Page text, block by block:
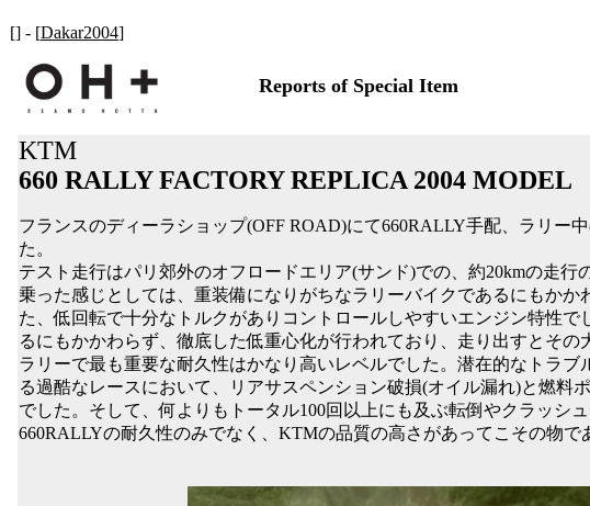
[] - [Dakar2004]
Reports of Special Item
KTM
660 RALLY FACTORY REPLICA 2004 MODEL
フランスのディーラショップ(OFF ROAD)にて660RALLY手配、ラリー
た。
テスト走行はパリ郊外のオフロードエリア(サンド)での、約20kmの走行
乗った感じとしては、重装備になりがちなラリーバイクであるにもかか
た、低回転で十分なトルクがありコントロールしやすいエンジン特性で
るにもかかわらず、徹底した低重心化が行われており、走り出すとその
ラリーで最も重要な耐久性はかなり高いレベルでした。潜在的なトラブ
る過酷なレースにおいて、リアサスペンション破損(オイル漏れ)と燃料
でした。そして、何よりもトータル100回以上にも及ぶ転倒やクラッシ
660RALLYの耐久性のみでなく、KTMの品質の高さがあってこその物で